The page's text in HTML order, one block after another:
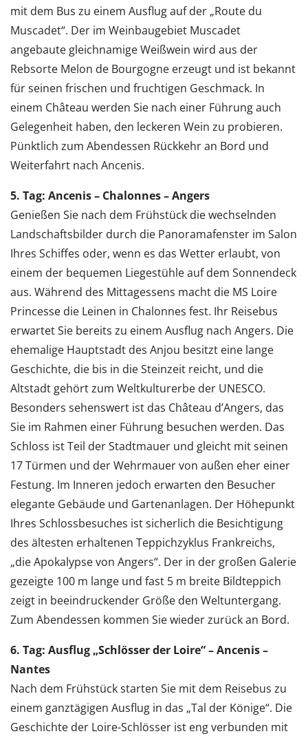
mit dem Bus zu einem Ausflug auf der „Route du
Muscadet“. Der im Weinbaugebiet Muscadet
angebaute gleichnamige Weißwein wird aus der
Rebsorte Melon de Bourgogne erzeugt und ist bekannt
für seinen frischen und fruchtigen Geschmack. In
einem Château werden Sie nach einer Führung auch
Gelegenheit haben, den leckeren Wein zu probieren.
Pünktlich zum Abendessen Rückkehr an Bord und
Weiterfahrt nach Ancenis.
5. Tag: Ancenis – Chalonnes – Angers
Genießen Sie nach dem Frühstück die wechselnden
Landschaftsbilder durch die Panoramafenster im Salon
Ihres Schiffes oder, wenn es das Wetter erlaubt, von
einem der bequemen Liegestühle auf dem Sonnendeck
aus. Während des Mittagessens macht die MS Loire
Princesse die Leinen in Chalonnes fest. Ihr Reisebus
erwartet Sie bereits zu einem Ausflug nach Angers. Die
ehemalige Hauptstadt des Anjou besitzt eine lange
Geschichte, die bis in die Steinzeit reicht, und die
Altstadt gehört zum Weltkulturerbe der UNESCO.
Besonders sehenswert ist das Château d’Angers, das
Sie im Rahmen einer Führung besuchen werden. Das
Schloss ist Teil der Stadtmauer und gleicht mit seinen
17 Türmen und der Wehrmauer von außen eher einer
Festung. Im Inneren jedoch erwarten den Besucher
elegante Gebäude und Gartenanlagen. Der Höhepunkt
Ihres Schlossbesuches ist sicherlich die Besichtigung
des ältesten erhaltenen Teppichzyklus Frankreichs,
„die Apokalypse von Angers“. Der in der großen Galerie
gezeigte 100 m lange und fast 5 m breite Bildteppich
zeigt in beeindruckender Größe den Weltuntergang.
Zum Abendessen kommen Sie wieder zurück an Bord.
6. Tag: Ausflug „Schlösser der Loire“ – Ancenis –
Nantes
Nach dem Frühstück starten Sie mit dem Reisebus zu
einem ganztägigen Ausflug in das „Tal der Könige“. Die
Geschichte der Loire-Schlösser ist eng verbunden mit